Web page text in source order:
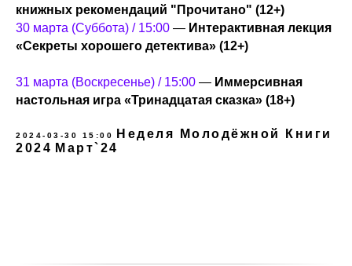
книжных рекомендаций "Прочитано" (12+)
30 марта (Суббота) / 15:00 — Интерактивная лекция
«Секреты хорошего детектива» (12+)
31 марта (Воскресенье) / 15:00 — Иммерсивная
настольная игра «Тринадцатая сказка» (18+)
2024-03-30 15:00
Неделя Молодёжной Книги
2024 Март`24